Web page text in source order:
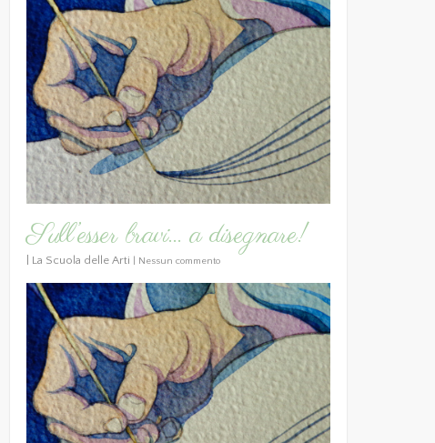
Sull’esser bravi… a disegnare!
La Scuola delle Arti Nessun commento